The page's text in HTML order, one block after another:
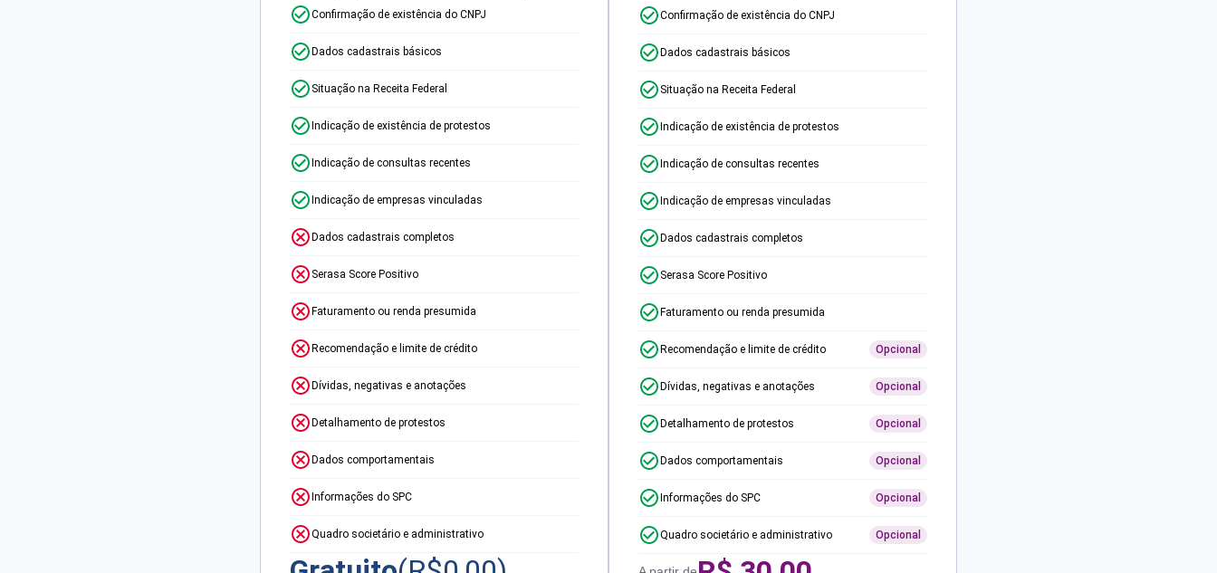
Confirmação de existência do CNPJ
Dados cadastrais básicos
Situação na Receita Federal
Indicação de existência de protestos
Indicação de consultas recentes
Indicação de empresas vinculadas
Dados cadastrais completos
Serasa Score Positivo
Faturamento ou renda presumida
Recomendação e limite de crédito
Dívidas, negativas e anotações
Detalhamento de protestos
Dados comportamentais
Informações do SPC
Quadro societário e administrativo
Confirmação de existência do CNPJ
Dados cadastrais básicos
Situação na Receita Federal
Indicação de existência de protestos
Indicação de consultas recentes
Indicação de empresas vinculadas
Dados cadastrais completos
Serasa Score Positivo
Faturamento ou renda presumida
Recomendação e limite de crédito Opcional
Dívidas, negativas e anotações Opcional
Detalhamento de protestos Opcional
Dados comportamentais Opcional
Informações do SPC Opcional
Quadro societário e administrativo Opcional